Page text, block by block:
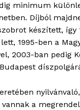
minimum
Díjból
készített, így
1995-ben a
2003-ban pedig
a